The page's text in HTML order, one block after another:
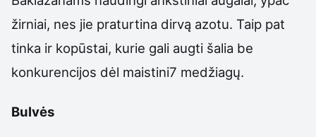
žirniai, nes jie praturtina dirvą azotu. Taip pat
tinka ir kopūstai, kurie gali augti šalia be
konkurencijos dėl maistini7 medžiagų.
Bulvės